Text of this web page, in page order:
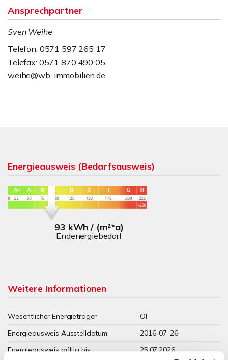
Ansprechpartner
Sven Weihe
Telefon: 0571 597 265 17
Telefax: 0571 870 490 05
weihe@wb-immobilien.de
Energieausweis (Bedarfsausweis)
93 kWh / (m²*a)
Endenergiebedarf
Weitere Informationen
Wesentlicher Energieträger
Öl
Energieausweis Ausstelldatum
2016-07-26
Energieausweis gültig bis
25.07.2026